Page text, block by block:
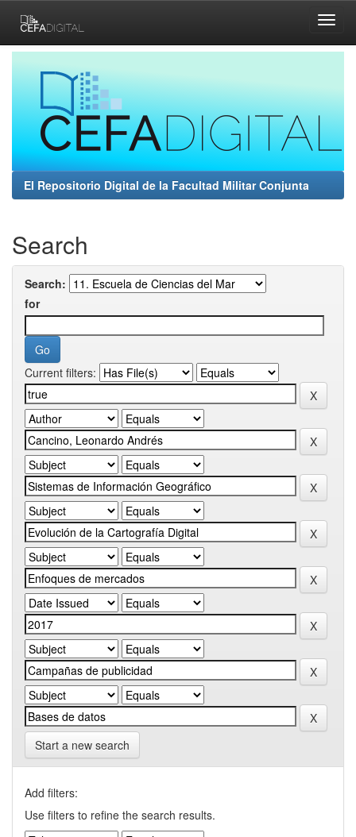
navigation
El Repositorio Digital de la Facultad Militar Conjunta
Search
Search:
for
Current filters:
Start a new search
Add filters:
Use filters to refine the search results.